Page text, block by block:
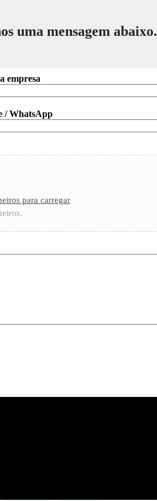
uma mensagem abaixo.
empresa
/ WhatsApp
para carregar